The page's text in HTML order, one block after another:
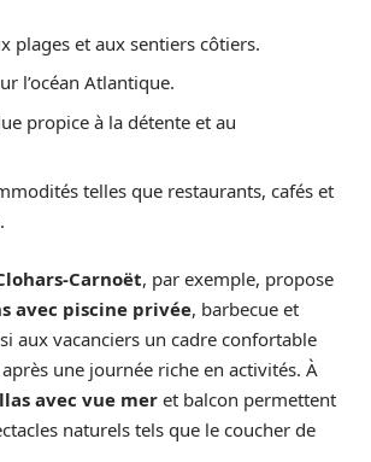
plages et aux sentiers côtiers.
l’océan Atlantique.
propice à la détente et au
telles que restaurants, cafés et
Carnoët, par exemple, propose
avec piscine privée, barbecue et
aux vacanciers un cadre confortable
une journée riche en activités. À
avec vue mer et balcon permettent
naturels tels que le coucher de